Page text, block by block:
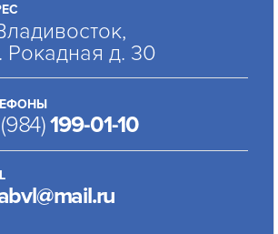
Рокадная д. 30
199-01-10